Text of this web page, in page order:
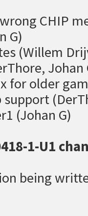
CHIP
G)
(Willem
for older
(Johan G)
1-U1
being